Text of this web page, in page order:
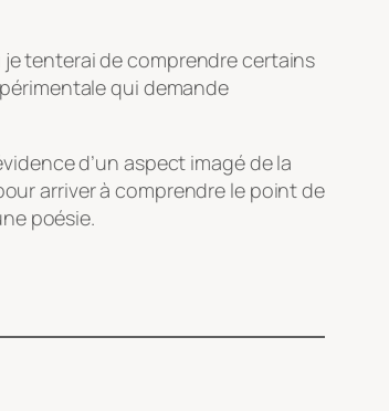
je tenterai de comprendre certains
qui demande
d’un aspect imagé de la
arriver à comprendre le point de
poésie.